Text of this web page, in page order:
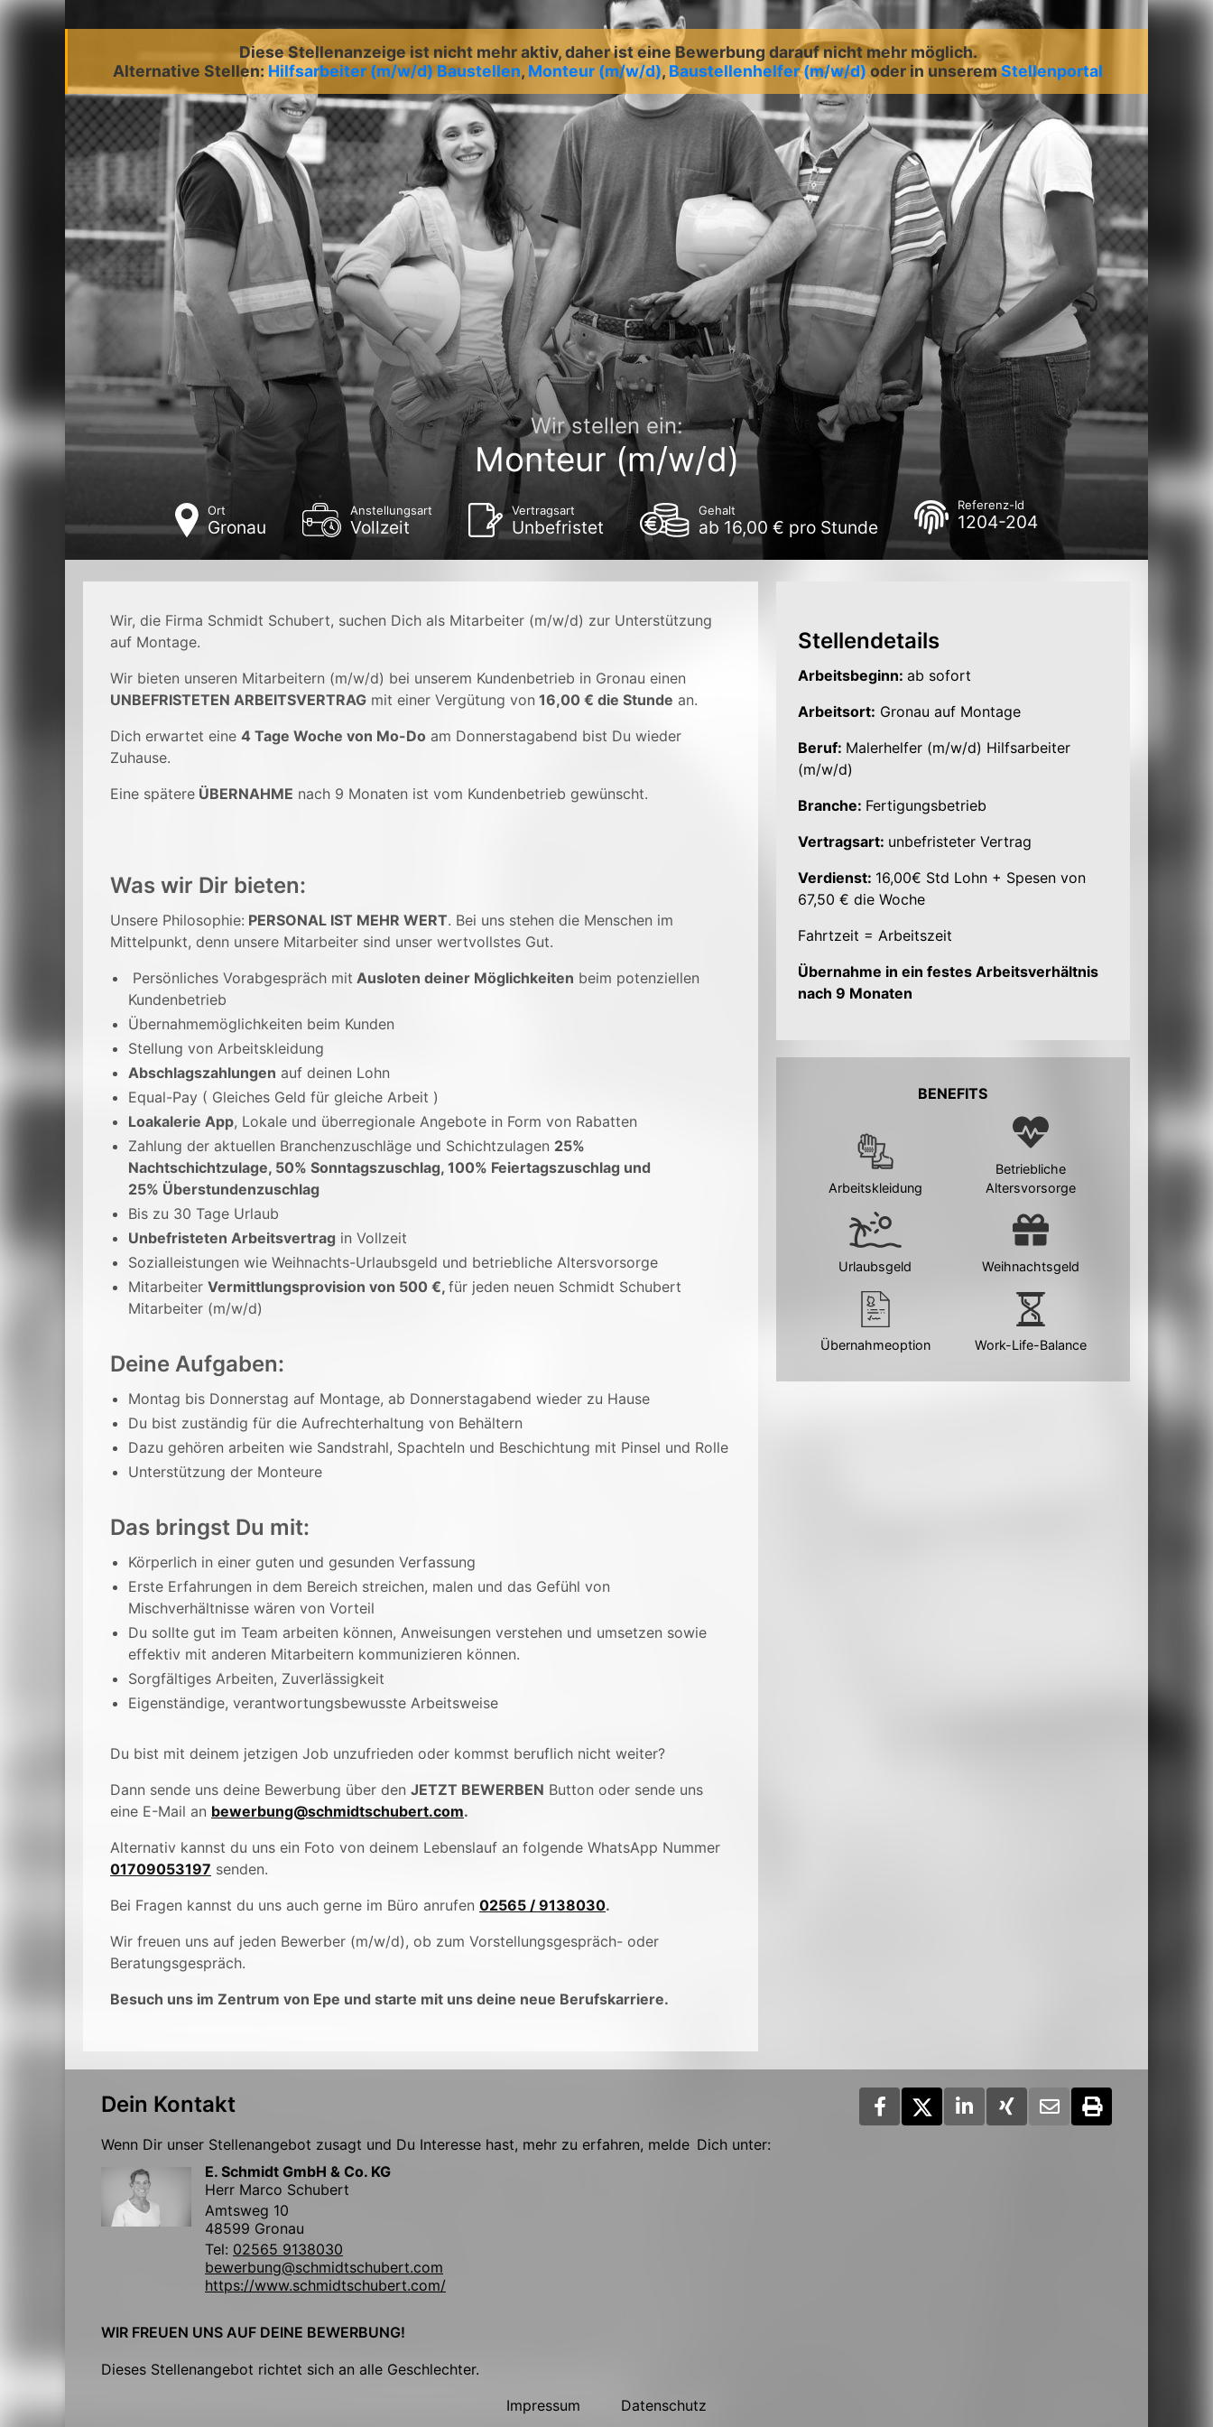
Diese Stellenanzeige ist nicht mehr aktiv, daher ist eine Bewerbung darauf nicht mehr möglich.
Alternative Stellen: Hilfsarbeiter (m/w/d) Baustellen, Monteur (m/w/d), Baustellenhelfer (m/w/d) oder in unseremStellenportal
Wir stellen ein:
Monteur (m/w/d)
Ort
Gronau
Anstellungsart
Vollzeit
Vertragsart
Unbefristet
Gehalt
ab 16,00 € pro Stunde
Referenz-Id
1204-204
Wir, die Firma Schmidt Schubert, suchen Dich als Mitarbeiter (m/w/d) zur Unterstützung
auf Montage.
Wir bieten unseren Mitarbeitern (m/w/d) bei unserem Kundenbetrieb in Gronau einen
UNBEFRISTETEN ARBEITSVERTRAG mit einer Vergütung von 16,00 € die Stunde an.
Dich erwartet eine 4 Tage Woche von Mo-Do am Donnerstagabend bist Du wieder
Zuhause.
Eine spätere ÜBERNAHME nach 9 Monaten ist vom Kundenbetrieb gewünscht.
Was wir Dir bieten:
Unsere Philosophie: PERSONAL IST MEHR WERT. Bei uns stehen die Menschen im
Mittelpunkt, denn unsere Mitarbeiter sind unser wertvollstes Gut.
Persönliches Vorabgespräch mit Ausloten deiner Möglichkeiten beim potenziellen
Kundenbetrieb
Übernahmemöglichkeiten beim Kunden
Stellung von Arbeitskleidung
Abschlagszahlungen auf deinen Lohn
Equal-Pay ( Gleiches Geld für gleiche Arbeit )
Loakalerie App, Lokale und überregionale Angebote in Form von Rabatten
Zahlung der aktuellen Branchenzuschläge und Schichtzulagen 25%
Nachtschichtzulage, 50% Sonntagszuschlag, 100% Feiertagszuschlag und
25% Überstundenzuschlag
Bis zu 30 Tage Urlaub
Unbefristeten Arbeitsvertrag in Vollzeit
Sozialleistungen wie Weihnachts-Urlaubsgeld und betriebliche Altersvorsorge
Mitarbeiter Vermittlungsprovision von 500 €, für jeden neuen Schmidt Schubert
Mitarbeiter (m/w/d)
Deine Aufgaben:
Montag bis Donnerstag auf Montage, ab Donnerstagabend wieder zu Hause
Du bist zuständig für die Aufrechterhaltung von Behältern
Dazu gehören arbeiten wie Sandstrahl, Spachteln und Beschichtung mit Pinsel und Rolle
Unterstützung der Monteure
Das bringst Du mit:
Körperlich in einer guten und gesunden Verfassung
Erste Erfahrungen in dem Bereich streichen, malen und das Gefühl von
Mischverhältnisse wären von Vorteil
Du sollte gut im Team arbeiten können, Anweisungen verstehen und umsetzen sowie
effektiv mit anderen Mitarbeitern kommunizieren können.
Sorgfältiges Arbeiten, Zuverlässigkeit
Eigenständige, verantwortungsbewusste Arbeitsweise
Du bist mit deinem jetzigen Job unzufrieden oder kommst beruflich nicht weiter?
Dann sende uns deine Bewerbung über den JETZT BEWERBEN Button oder sende uns
eine E-Mail an bewerbung@schmidtschubert.com.
Alternativ kannst du uns ein Foto von deinem Lebenslauf an folgende WhatsApp Nummer
01709053197 senden.
Bei Fragen kannst du uns auch gerne im Büro anrufen 02565 / 9138030.
Wir freuen uns auf jeden Bewerber (m/w/d), ob zum Vorstellungsgespräch- oder
Beratungsgespräch.
Besuch uns im Zentrum von Epe und starte mit uns deine neue Berufskarriere.
Stellendetails
Arbeitsbeginn: ab sofort
Arbeitsort: Gronau auf Montage
Beruf: Malerhelfer (m/w/d) Hilfsarbeiter
(m/w/d)
Branche: Fertigungsbetrieb
Vertragsart: unbefristeter Vertrag
Verdienst: 16,00€ Std Lohn + Spesen von
67,50 € die Woche
Fahrtzeit = Arbeitszeit
Übernahme in ein festes Arbeitsverhältnis
nach 9 Monaten
BENEFITS
Arbeitskleidung
Betriebliche
Altersvorsorge
Urlaubsgeld Weihnachtsgeld
Übernahmeoption Work-Life-Balance
Dein Kontakt
Wenn Dir unser Stellenangebot zusagt und Du Interesse hast, mehr zu erfahren, melde Dich unter:
E. Schmidt GmbH & Co. KG
Herr Marco Schubert
Amtsweg 10
48599 Gronau
Tel: 02565 9138030
bewerbung@schmidtschubert.com
https://www.schmidtschubert.com/
WIR FREUEN UNS AUF DEINE BEWERBUNG!
Dieses Stellenangebot richtet sich an alle Geschlechter.
Impressum
Datenschutz